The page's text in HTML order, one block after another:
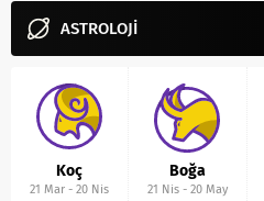
ASTROLOJİ
Koç
21 Mar -20 Nis
Boğa
21 Nis- 20 May